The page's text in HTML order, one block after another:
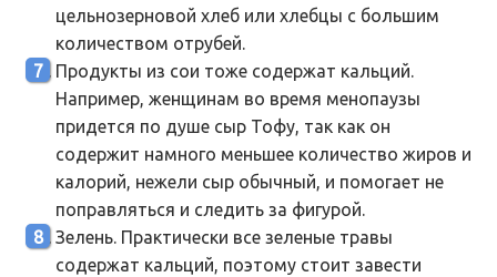
цельнозерновой хлеб или хлебцы с большим
количеством отрубей.
Продукты из сои тоже содержат кальций.
Например, женщинам во время менопаузы
придется по душе сыр Тофу, так как он
содержит намного меньшее количество жиров и
калорий, нежели сыр обычный, и помогает не
поправляться и следить за фигурой.
Зелень. Практически все зеленые травы
содержат кальций, поэтому стоит завести